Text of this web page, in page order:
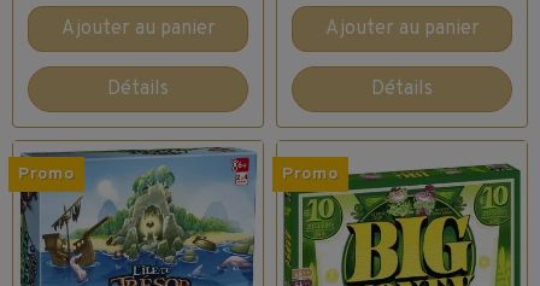
Ajouter au panier
Détails
Ajouter au panier
Détails
Promo Promo